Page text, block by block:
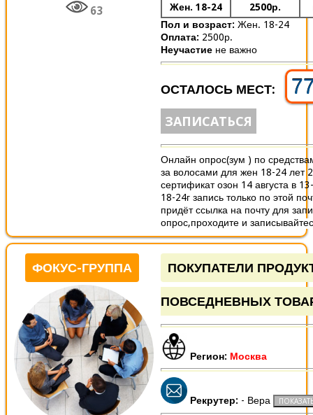
63 Жен. 18-24 2500р.
Пол и возраст: Жен. 18-24
Оплата: 2500р.
Неучастие не важно
ОСТАЛОСЬ МЕСТ:
ЗАПИСАТЬСЯ
Онлайн опрос(зум ) по
за волосами для жен 18-24 лет
сертификат озон 14 августа в
18-24г запись только по этой
придёт ссылка на почту для
опрос,проходите и
ФОКУС-ГРУППА ПОКУПАТЕЛИ
ПОВСЕДНЕВНЫХ
Регион: Москва
Рекрутер: - Вера